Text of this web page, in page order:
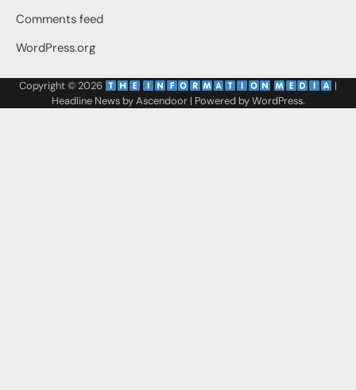
Comments feed
WordPress.org
Copyright © 2026
|
Headline News byAscendoor| Powered byWordPress.